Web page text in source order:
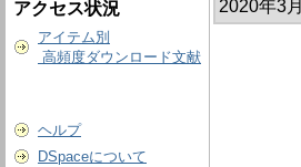
アクセス状況
アイテム別
高頻度ダウンロード文献
ヘルプ
DSpaceについて
2020年3月